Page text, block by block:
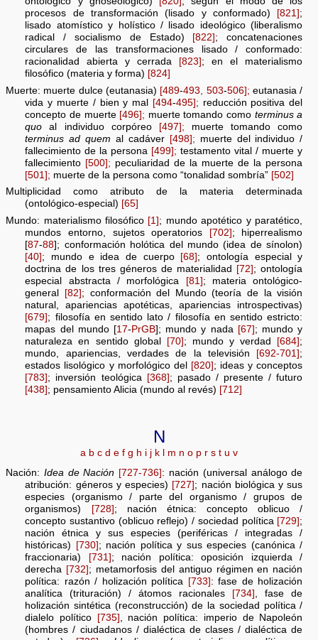
procesos de transformación (lisado y conformado)
[821] ;
lisado atomístico y holístico / lisado ideológico (liberalismo
radical / socialismo de Estado)
[822] ; concatenaciones
circulares de las transformaciones lisado / conformado:
racionalidad abierta y cerrada
[823] ; en el materialismo
filosófico (materia y forma) [824]
Muerte: muerte dulce (eutanasia) [489-493, 503-506]; eutanasia /
vida y muerte / bien y mal [494-495]; reducción positiva del
concepto de muerte [496]; muerte tomando como terminus a
quo al individuo corpóreo [497]; muerte tomando como
terminus ad quem al cadáver [498]; muerte del individuo /
fallecimiento de la persona [499]; testamento vital / muerte y
fallecimiento [500]; peculiaridad de la muerte de la persona
[501]; muerte de la persona como “tonalidad sombría” [502]
Multiplicidad como atributo de la materia determinada
(ontológico-especial) [65]
Mundo: materialismo filosófico [1] ; mundo apotético y paratético,
mundos entorno, sujetos operatorios
[702] ; hiperrealismo
[87-88]; conformación holótica del mundo (idea de sínolon)
[40] ; mundo e idea de cuerpo [68] ; ontología especial y
doctrina de los tres géneros de materialidad
[72] ; ontología
especial abstracta / morfológica
[81] ; materia ontológico-
general
[82] ; conformación del Mundo (teoría de la visión
natural, apariencias apotéticas, apariencias introspectivas)
[679] ; filosofía en sentido lato / filosofía en sentido estricto:
mapas del mundo [17- PrGB]; mundo y nada [67] ; mundo y
naturaleza en sentido global
[70] ; mundo y verdad [684] ;
mundo, apariencias, verdades de la televisión
[692-701] ;
estados lisológico y morfológico del
[820] ; ideas y conceptos
[783] ; inversión teológica [368] ; pasado / presente / futuro
[438] ; pensamiento Alicia (mundo al revés) [712]
N
a b c d e f g h i j k m n o p r s t u v
Nación: Idea de Nación [727-736] : nación (universal análogo de
atribución: géneros y especies) [727] ; nación biológica y sus
especies (organismo / parte del organismo / grupos de
organismos)
[728] ; nación étnica: concepto oblicuo /
concepto sustantivo (oblicuo reflejo) / sociedad política [729] ;
nación étnica y sus especies (periféricas / integradas /
históricas)
[730] ; nación política y sus especies (canónica /
fraccionaria)
[731] ; nación política: oposición izquierda /
derecha [732] ; metamorfosis del antiguo régimen en nación
política: razón / holización política
[733] : fase de holización
analítica (trituración) / átomos racionales
[734]
, fase de
holización sintética (reconstrucción) de la sociedad política /
dialelo político
[735]
, nación política: imperio de Napoleón
(hombres / ciudadanos / dialéctica de clases / dialéctica de